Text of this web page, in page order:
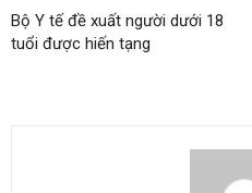
Bộ Y tế đề xuất người dưới 18
tuổi được hiến tạng